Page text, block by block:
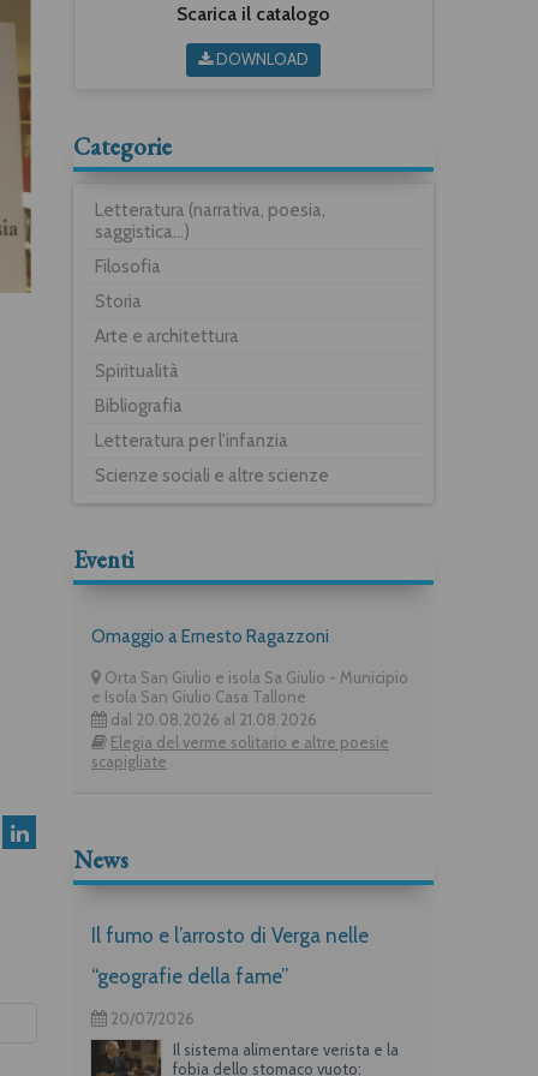
Scarica il catalogo
DOWNLOAD
Categorie
Letteratura (narrativa, poesia,
saggistica...)
Filosofia
Storia
Arte e architettura
Spiritualità
Bibliografia
Letteratura per l'infanzia
Scienze sociali e altre scienze
Eventi
Omaggio a Ernesto Ragazzoni
Orta San Giulio e isola Sa Giulio - Municipio
e Isola San Giulio Casa Tallone
dal 20.08.2026 al 21.08.2026
Elegia del verme solitario e altre poesie
scapigliate
News
Il fumo e l’arrosto di Verga nelle
“geografie della fame”
20/07/2026
Il sistema alimentare verista e la
fobia dello stomaco vuoto: